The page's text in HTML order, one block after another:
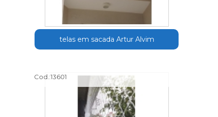
telas em sacada Artur Alvim
Cod.:13601